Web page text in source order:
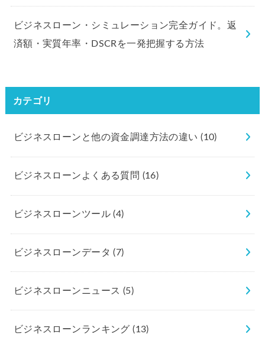
ビジネスローン・シミュレーション完全ガイド。返
済額・実質年率・DSCRを一発把握する方法
カテゴリ
ビジネスローンと他の資金調達方法の違い(10)
ビジネスローンよくある質問 (16)
ビジネスローンツール(4)
ビジネスローンデータ(7)
ビジネスローンニュース (5)
ビジネスローンランキング(13)